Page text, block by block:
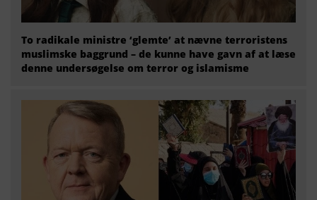
To radikale ministre ‘glemte’ at nævne terroristens
muslimske baggrund – de kunne have gavn af at læse
denne undersøgelse om terror og islamisme